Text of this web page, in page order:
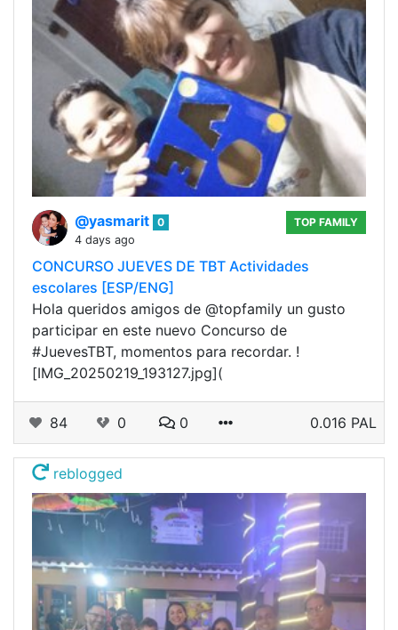
@yasmarit 0
4 days ago
TOP FAMILY
CONCURSO JUEVES DE TBT Actividades
escolares [ESP/ENG]
Hola queridos amigos de @topfamily un gusto
participar en este nuevo Concurso de
#JuevesTBT, momentos para recordar. !
[IMG_20250219_193127.jpg](
84 0 0 0.016 PAL
reblogged